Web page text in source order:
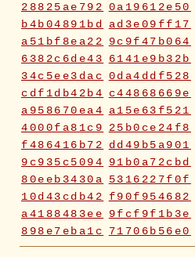
28825ae792 0a19612e50
b4b04891bd
ad3e09ff17
a51bf8ea22
9c9f47b064
6382c6de43
6141e9b32b
34c5ee3dac 0da4ddf528
cdf1db42b4
c44868669e
a958670ea4
a15e63f521
4000fa81c9
25b0ce24f8
f486416b72
dd49b5a901
9c935c5094
91b0a72cbd
80eeb3430a
5316227f0f
10d43cdb42
f90f954682
a4188483ee
9fcf9f1b3e
898e7eba1c
71706b56e0
2fc2817e70 2fbd748ca9